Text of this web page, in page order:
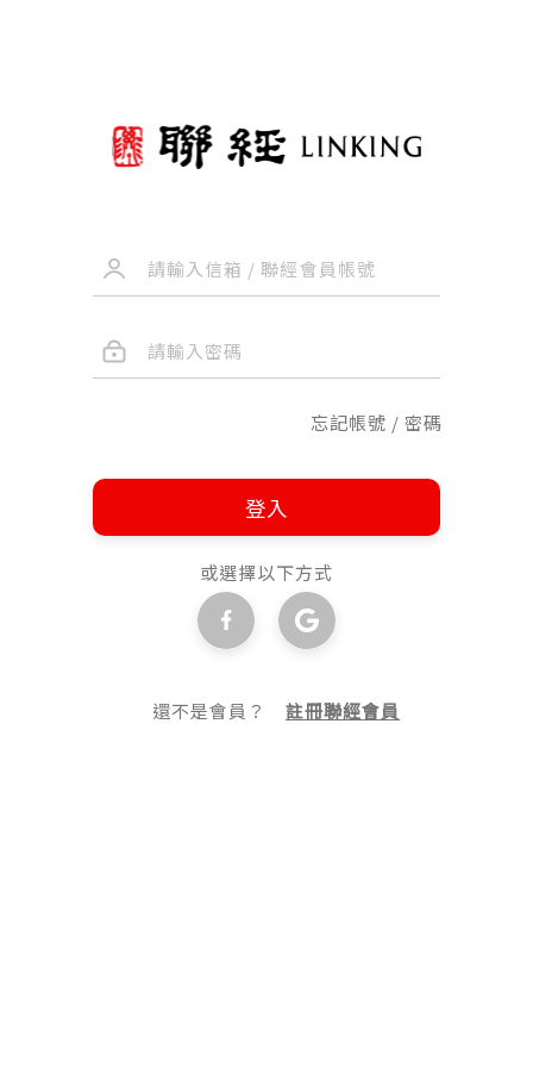
忘記帳號 / 密碼
登入
或選擇以下方式
還不是會員？註冊聯經會員